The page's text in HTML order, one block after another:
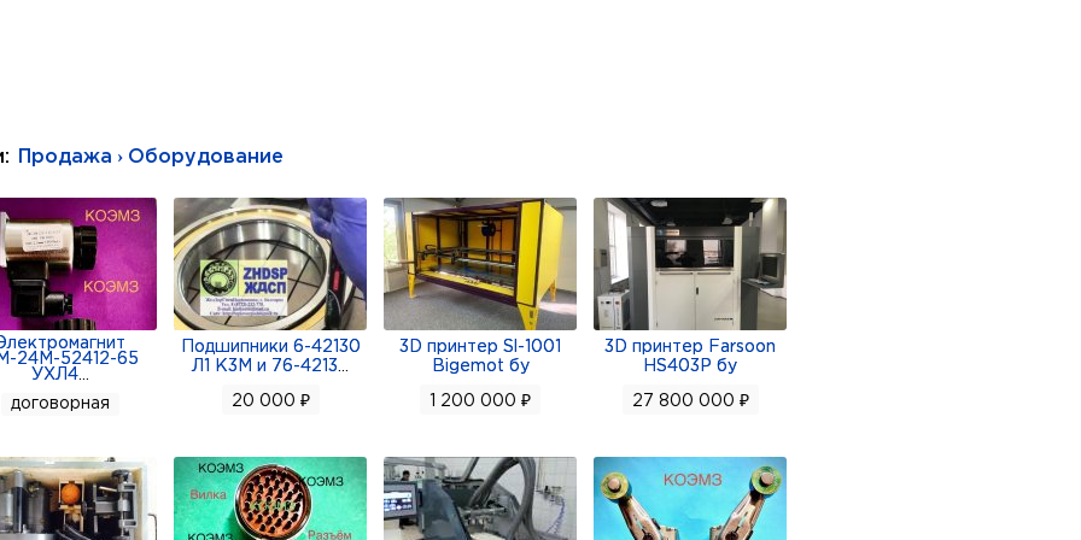
ротор вращается внутри статора, между их спиралями образуются закрытые
ротора эти камеры перемещаются от входа насоса к его выходу. В процессе
жидкостью на входе и выталкивают её на выходе, обеспечивая
статор, корпус насоса, привод.
Atlas Copco, Epiroc, Montabert, Sandvik, Cummins, kawa, Everdigm, Deutz, Daewoo,
Mechanical, Permco, Hyundai, Doosan, Rexroth, Toncin
Поставляется под заказ.
Продажа › Оборудование
24М-52412-65
УХЛ4
договорная
Подшипники 6-42130
Л1 К3М и 76-4213
20 000 ₽
3D принтер Sl-1001
Bigemot бу
1 200 000 ₽
3D принтер Farsoon
HS403P бу
27 800 000 ₽